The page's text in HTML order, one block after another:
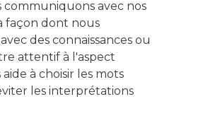
avec nos
façon dont nous
des connaissances ou
attentif à l'aspect
à choisir les mots
les interprétations